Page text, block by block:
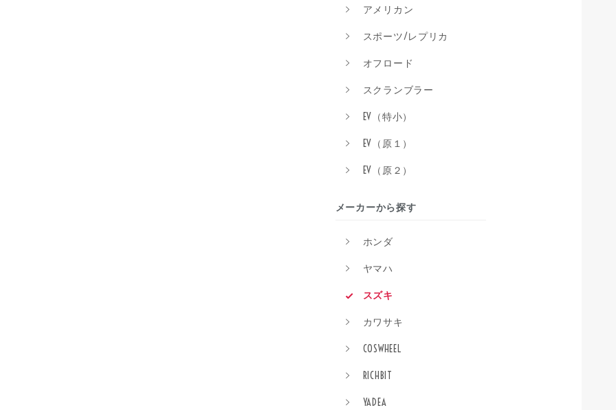
アメリカン
スポーツ/レプリカ
オフロード
スクランブラー
EV（特小）
EV（原１）
EV（原２）
メーカーから探す
ホンダ
ヤマハ
スズキ
カワサキ
COSWHEEL
RICHBIT
YADEA